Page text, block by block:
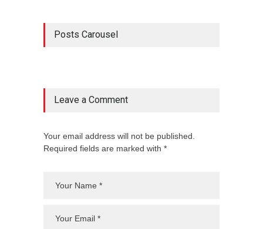
Posts Carousel
Leave a Comment
Your email address will not be published.
Required fields are marked with *